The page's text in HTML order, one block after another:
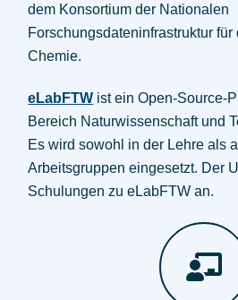
dem Konsortium der Nationalen
Forschungsdateninfrastruktur für
Chemie.
eLabFTW ist ein Open-Source-
Bereich Naturwissenschaft und
Es wird sowohl in der Lehre als
Arbeitsgruppen eingesetzt. Der
Schulungen zu eLabFTW an.